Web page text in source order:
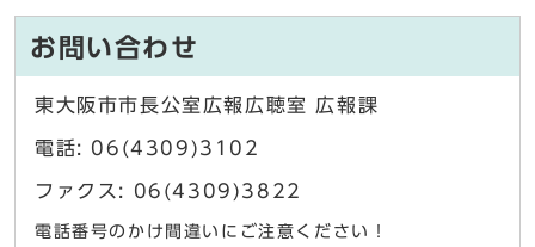
お問い合わせ
東大阪市市長公室広報広聴室 広報課
電話: 06(4309)3102
ファクス: 06(4309)3822
電話番号のかけ間違いにご注意ください！